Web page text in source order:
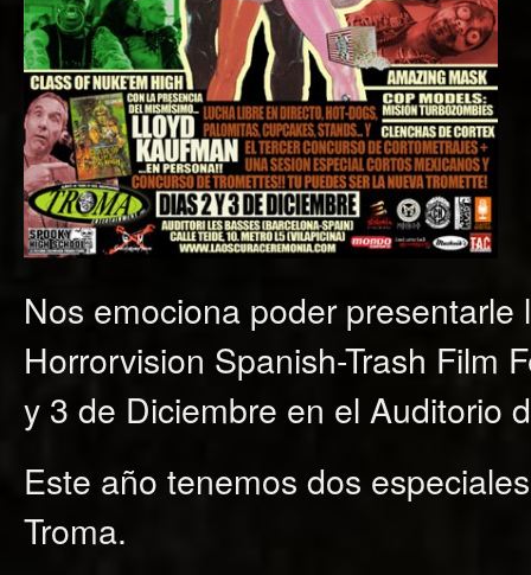
Nos emociona poder presentarle
Horrorvision Spanish-Trash Film
y 3 de Diciembre en el Auditorio
Este año tenemos dos
Troma.